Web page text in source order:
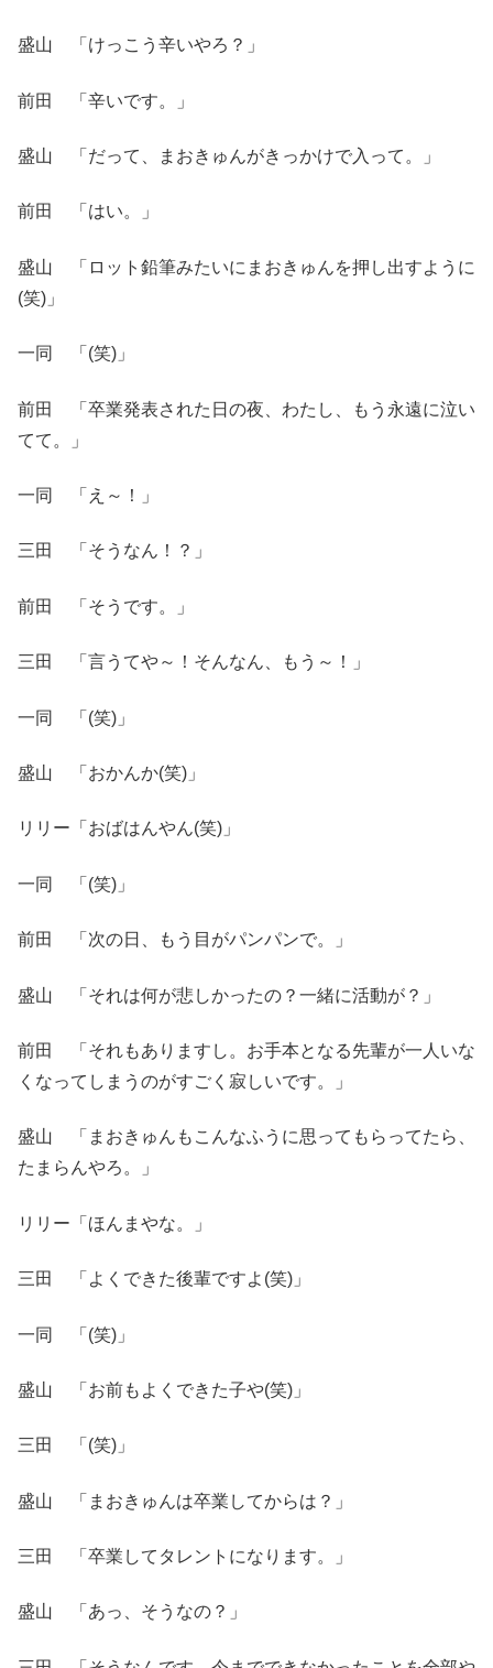
盛山 「けっこう辛いやろ？」
前田 「辛いです。」
盛山 「だって、まおきゅんがきっかけで入って。」
前田 「はい。」
盛山 「ロット鉛筆みたいにまおきゅんを押し出すように
(笑)」
一同 「(笑)」
前田 「卒業発表された日の夜、わたし、もう永遠に泣い
てて。」
一同 「え～！」
三田 「そうなん！？」
前田 「そうです。」
三田 「言うてや～！そんなん、もう～！」
一同 「(笑)」
盛山 「おかんか(笑)」
リリー「おばはんやん(笑)」
一同 「(笑)」
前田 「次の日、もう目がパンパンで。」
盛山 「それは何が悲しかったの？一緒に活動が？」
前田 「それもありますし。お手本となる先輩が一人いな
くなってしまうのがすごく寂しいです。」
盛山 「まおきゅんもこんなふうに思ってもらってたら、
たまらんやろ。」
リリー「ほんまやな。」
三田 「よくできた後輩ですよ(笑)」
一同 「(笑)」
盛山 「お前もよくできた子や(笑)」
三田 「(笑)」
盛山 「まおきゅんは卒業してからは？」
三田 「卒業してタレントになります。」
盛山 「あっ、そうなの？」